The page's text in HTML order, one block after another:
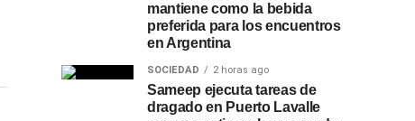
mantiene como la bebida
preferida para los encuentros
en Argentina
SOCIEDAD 2 horas ago
Sameep ejecuta tareas de
dragado en Puerto Lavalle